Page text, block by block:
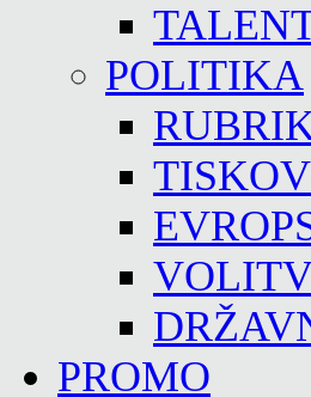
POLITIKA
PROMO